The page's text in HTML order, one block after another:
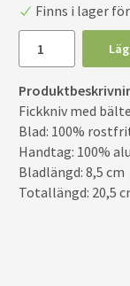
Finns i lager
Fickkniv med
Blad: 100%
Handtag: 100%
Bladlängd: 8,5 cm
Totallängd: 20,5